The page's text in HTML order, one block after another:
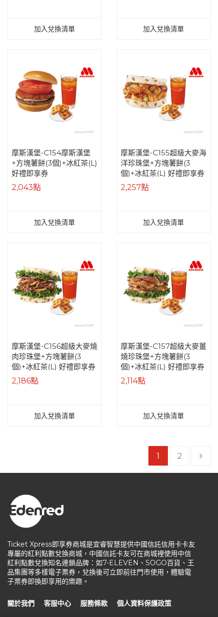
加入兌換清單 加入兌換清單
摩斯漢堡-C154摩斯漢堡
+方塊薯餅(3個)+冰紅茶(L)
好禮即享券
2,043點
加入兌換清單
摩斯漢堡-C155超級大麥海
洋珍珠堡+方塊薯餅(3
個)+冰紅茶(L) 好禮即享券
2,257點
加入兌換清單
摩斯漢堡-C156超級大麥燒
肉珍珠堡+方塊薯餅(3
個)+冰紅茶(L) 好禮即享券
2,186點
加入兌換清單
摩斯漢堡-C157超級大麥薑
燒珍珠堡+方塊薯餅(3
個)+冰紅茶(L) 好禮即享券
2,114點
加入兌換清單
1 2
Ticket Xpress即享券商城是宜睿智慧提供中國信託信用卡卡友
專屬的紅利點數兌換商城，中國信託卡友可在商城裡使用中信
紅利點數兌換知名連鎖品牌：如7-ELEVEN、SOGO百貨、王
品集團等多樣電子票券，兌換後可立即前往門市使用，體驗電
子票券即換即享用的樂趣。
關於我們 客服中心 服務條款 個人資料保護政策